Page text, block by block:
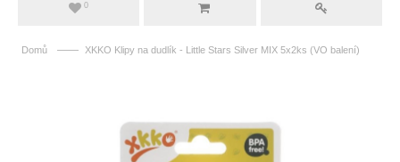
0
Domů —— XKKO Klipy na dudlík - Little Stars Silver MIX 5x2ks (VO balení)